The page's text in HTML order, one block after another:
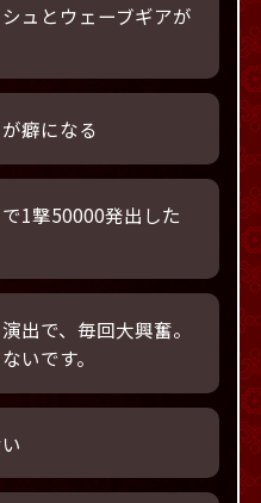
ュとウェーブギアが
癖になる
1撃50000発出した
出で、毎回大興奮。
いです。